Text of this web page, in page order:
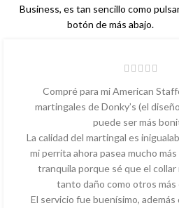
Business, es tan sencillo como
botón de más abajo.
Compré para mi American
martingales de Donky’s (el
puede ser más
La calidad del martingal es
mi perrita ahora pasea mucho más
tranquila porque sé que el collar
tanto daño como otros
El servicio fue buenísimo,